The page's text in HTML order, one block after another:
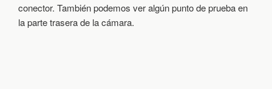
conector. También podemos ver algún punto de prueba en
la parte trasera de la cámara.